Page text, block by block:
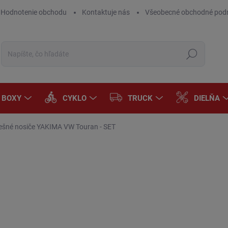
Hodnotenie obchodu Kontaktuje nás Všeobecné obchodné
Hľadať
BOXY CYKLO TRUCK DIELŇA
nosiče YAKIMA VW Touran - SET